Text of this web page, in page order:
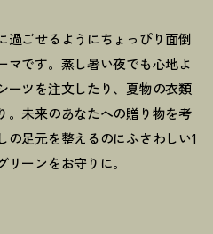
過ごせるようにちょっぴり面倒
マです。蒸し暑い夜でも心地よ
ーツを注文したり、夏物の衣類
。未来のあなたへの贈り物を考
の足元を整えるのにふさわしい1
ーンをお守りに。